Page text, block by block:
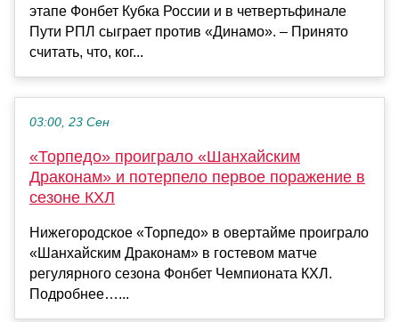
этапе Фонбет Кубка России и в четвертьфинале
Пути РПЛ сыграет против «Динамо». – Принято
считать, что, ког...
03:00, 23 Сен
«Торпедо» проиграло «Шанхайским
Драконам» и потерпело первое поражение в
сезоне КХЛ
Нижегородское «Торпедо» в овертайме проиграло
«Шанхайским Драконам» в гостевом матче
регулярного сезона Фонбет Чемпионата КХЛ.
Подробнее…...